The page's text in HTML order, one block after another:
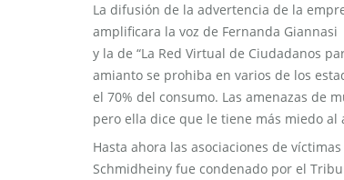
La difusión de la advertencia de la
amplificara la voz de Fernanda Giannasi
y la de “La Red Virtual de Ciudadanos
amianto se prohiba en varios de los
el 70% del consumo. Las amenazas de
pero ella dice que le tiene más miedo al
Hasta ahora las asociaciones de
Schmidheiny fue condenado por el